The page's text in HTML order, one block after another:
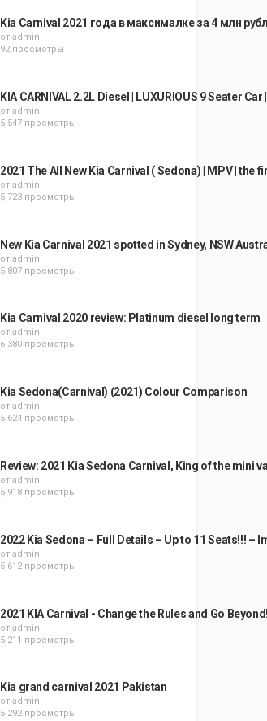
Kia Carnival 2021 года в максималке за 4 млн
от admin
92 просмотры
KIA CARNIVAL 2.2L Diesel | LUXURIOUS 9 Seater
от admin
5,547 просмотры
2021 The All New Kia Carnival ( Sedona) | MPV | the
от admin
5,723 просмотры
New Kia Carnival 2021 spotted in Sydney, NSW
от admin
5,807 просмотры
Kia Carnival 2020 review: Platinum diesel long term
от admin
6,380 просмотры
Kia Sedona(Carnival) (2021) Colour Comparison
от admin
5,624 просмотры
Review: 2021 Kia Sedona Carnival, King of the mini
от admin
5,918 просмотры
2022 Kia Sedona – Full Details – Up to 11 Seats!!! –
от admin
5,612 просмотры
2021 KIA Carnival - Change the Rules and Go
от admin
5,211 просмотры
Kia grand carnival 2021 Pakistan
от admin
5,292 просмотры